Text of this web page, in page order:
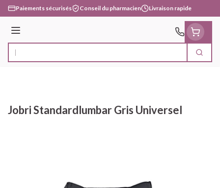
Aller au contenu
Paiements sécurisés Conseil du pharmacien Livraison rapide
Menu
Rechercher
Jobri Standardlumbar Gris Universel